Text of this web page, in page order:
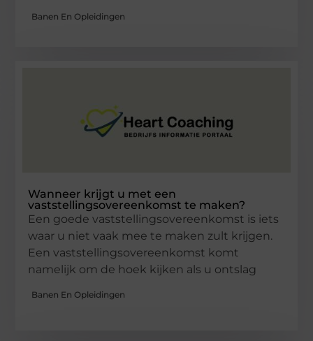
Banen En Opleidingen
Wanneer krijgt u met een
vaststellingsovereenkomst te maken?
Een goede vaststellingsovereenkomst is iets
waar u niet vaak mee te maken zult krijgen.
Een vaststellingsovereenkomst komt
namelijk om de hoek kijken als u ontslag
Banen En Opleidingen